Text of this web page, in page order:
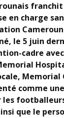
en charge
le 5 juin
cadre
Memorial
comme
que le